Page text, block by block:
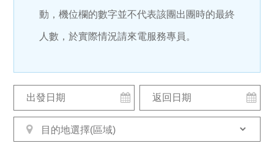
動，機位欄的數字並不代表該團出團時的最終
人數，於實際情況請來電服務專員。